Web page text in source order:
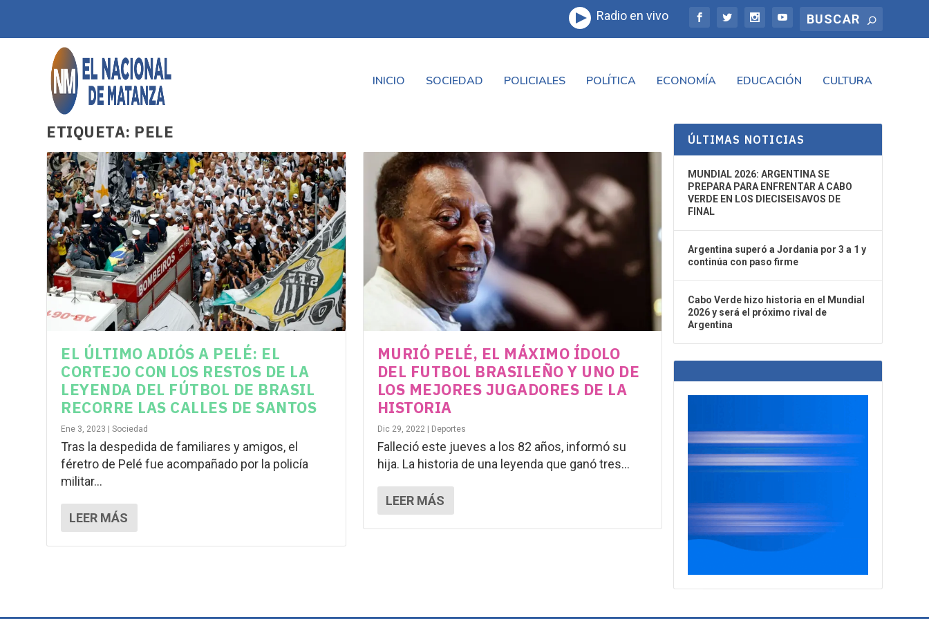
Radio en vivo
INICIO SOCIEDAD POLICIALES POLÍTICA ECONOMÍA EDUCACIÓN CULTURA
ETIQUETA: PELE
EL ÚLTIMO ADIÓS A PELÉ: EL
CORTEJO CON LOS RESTOS DE LA
LEYENDA DEL FÚTBOL DE BRASIL
RECORRE LAS CALLES DE SANTOS
Ene 3, 2023 |Sociedad
Tras la despedida de familiares y amigos, el
féretro de Pelé fue acompañado por la policía
militar...
LEER MÁS
MURIÓ PELÉ, EL MÁXIMO ÍDOLO
DEL FUTBOL BRASILEÑO Y UNO DE
LOS MEJORES JUGADORES DE LA
HISTORIA
Dic 29, 2022 | Deportes
Falleció este jueves a los 82 años, informó su
hija. La historia de una leyenda que ganó tres...
LEER MÁS
ÚLTIMAS NOTICIAS
MUNDIAL 2026: ARGENTINA SE
PREPARA PARA ENFRENTAR A CABO
VERDE EN LOS DIECISEISAVOS DE
FINAL
Argentina superó a Jordania por 3 a 1 y
continúa con paso firme
Cabo Verde hizo historia en el Mundial
2026 y será el próximo rival de
Argentina